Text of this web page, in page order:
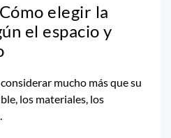
elegir la
el espacio y
mucho más que su
los materiales, los